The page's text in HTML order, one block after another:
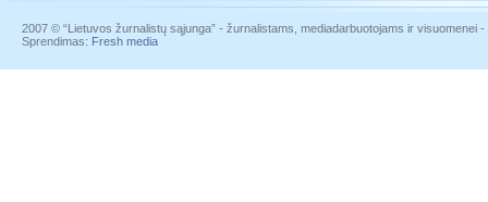
2007 © “Lietuvos žurnalistų sąjunga” - žurnalistams, mediadarbuotojams ir visuomenei
Sprendimas: Fresh media